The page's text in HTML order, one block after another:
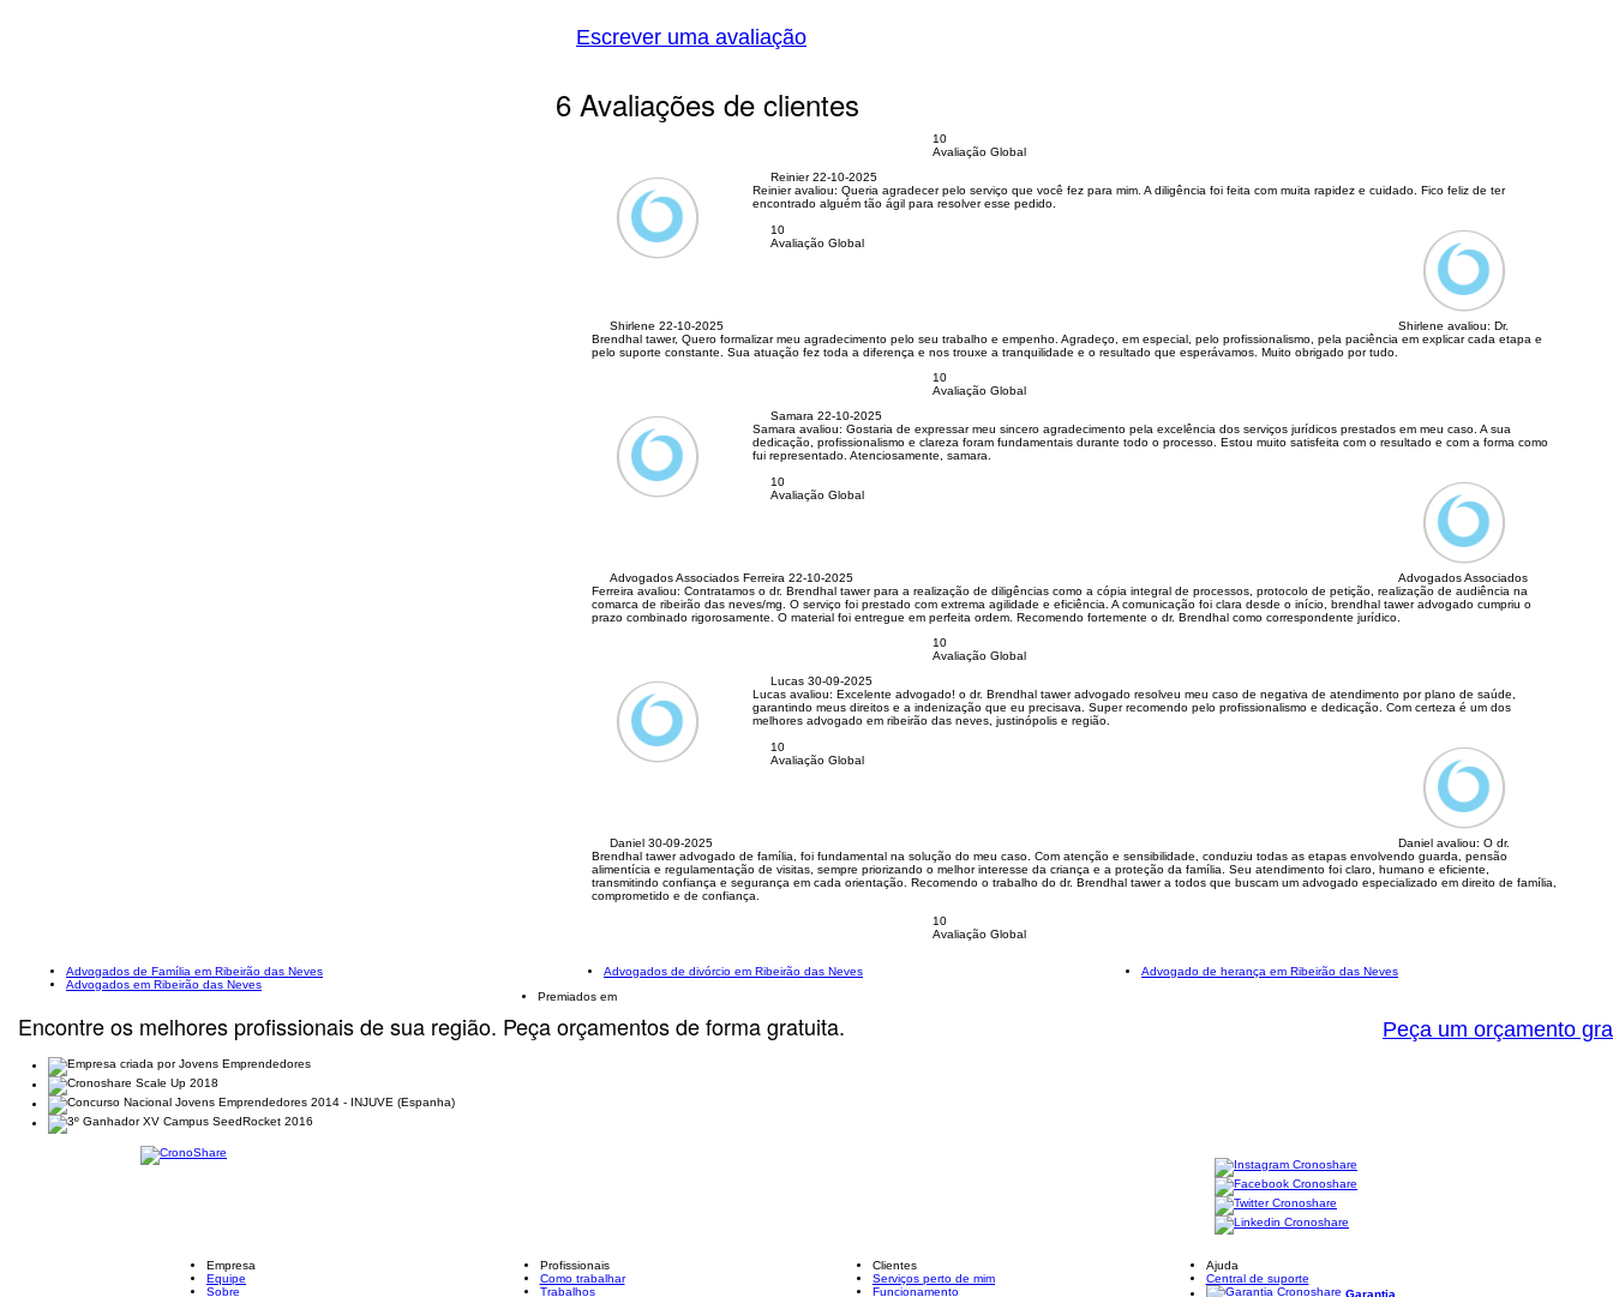
Escrever uma avaliação
6 Avaliações de clientes
10
Avaliação Global
Reinier22-10-2025
Reinier avaliou:Queria agradecer pelo serviço que você fez para mim. A diligência foi feita com muita rapidez e cuidado. Fico feliz de ter
encontrado alguém tão ágil para resolver esse pedido.
10
Avaliação Global
Shirlene 22-10-2025 Shirlene avaliou: Dr.
Brendhal tawer, Quero formalizar meu agradecimento pelo seu trabalho e empenho. Agradeço, em especial, pelo profissionalismo, pela paciência em explicar cada etapa e
pelo suporte constante. Sua atuação fez toda a diferença e nos trouxe a tranquilidade e o resultado que esperávamos. Muito obrigado por tudo.
10
Avaliação Global
Samara22-10-2025
Samara avaliou:Gostaria de expressar meu sincero agradecimento pela excelência dos serviços jurídicos prestados em meu caso. A sua
dedicação, profissionalismo e clareza foram fundamentais durante todo o processo. Estou muito satisfeita com o resultado e com a forma como
fui representado. Atenciosamente, samara.
10
Avaliação Global
Advogados Associados Ferreira 22-10-2025
Advogados Associados
Ferreira avaliou: Contratamos o dr. Brendhal tawer para a realização de diligências como a cópia integral de processos, protocolo de petição, realização de audiência na
comarca de ribeirão das neves/mg. O serviço foi prestado com extrema agilidade e eficiência. A comunicação foi clara desde o início, brendhal tawer advogado cumpriu o
prazo combinado rigorosamente. O material foi entregue em perfeita ordem. Recomendo fortemente o dr. Brendhal como correspondente jurídico.
10
Avaliação Global
Lucas30-09-2025
Lucas avaliou:Excelente advogado! o dr. Brendhal tawer advogado resolveu meu caso de negativa de atendimento por plano de saúde,
garantindo meus direitos e a indenização que eu precisava. Super recomendo pelo profissionalismo e dedicação. Com certeza é um dos
melhores advogado em ribeirão das neves, justinópolis e região.
10
Avaliação Global
Daniel 30-09-2025 Daniel avaliou: O dr.
Brendhal tawer advogado de família, foi fundamental na solução do meu caso. Com atenção e sensibilidade, conduziu todas as etapas envolvendo guarda, pensão
alimentícia e regulamentação de visitas, sempre priorizando o melhor interesse da criança e a proteção da família. Seu atendimento foi claro, humano e eficiente,
transmitindo confiança e segurança em cada orientação. Recomendo o trabalho do dr. Brendhal tawer a todos que buscam um advogado especializado em direito de família,
comprometido e de confiança.
10
Avaliação Global
Advogados de Família em Ribeirão das Neves
Advogados em Ribeirão das Neves
Advogados de divórcio em Ribeirão das Neves Advogado de herança em Ribeirão das Neves
Encontre os melhores profissionais de sua região. Peça orçamentos de forma gratuita. Peça um orçamento
Premiados em
Empresa
Equipe
Sobre
Profissionais
Como trabalhar
Trabalhos
Clientes
Serviços perto de mim
Funcionamento
Ajuda
Central de suporte
Garantia